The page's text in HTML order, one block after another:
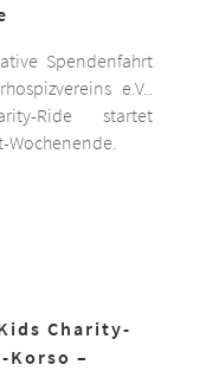
Spendenfahrt
e.V..
Ride startet
Charity-
–